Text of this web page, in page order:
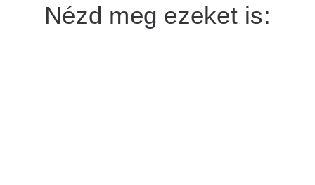
Nézd meg ezeket is: